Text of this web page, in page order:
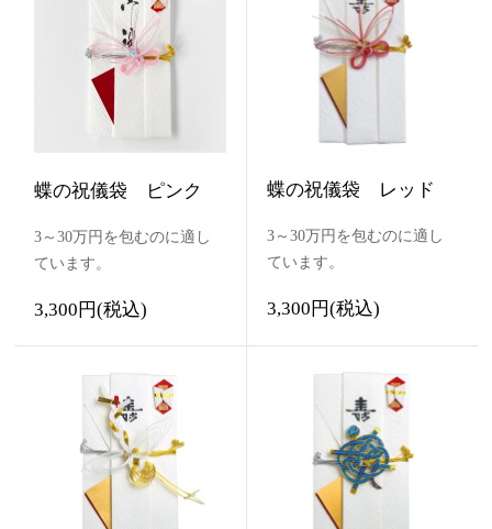
蝶の祝儀袋 ピンク
3～30万円を包むのに適し
ています。
3,300円(税込)
蝶の祝儀袋 レッド
3～30万円を包むのに適し
ています。
3,300円(税込)